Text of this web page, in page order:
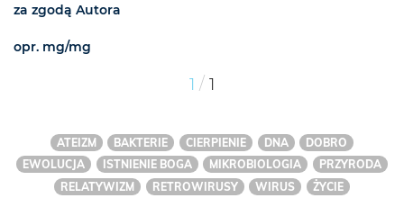
za zgodą Autora
opr. mg/mg
1 / 1
ATEIZM BAKTERIE CIERPIENIE DNA
DOBRO
EWOLUCJA
ISTNIENIE BOGA MIKROBIOLOGIA
PRZYRODA
RELATYWIZM
RETROWIRUSY WIRUS ŻYCIE